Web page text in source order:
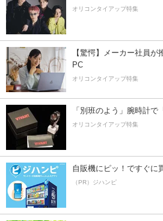
オリコンタイアップ特集
【驚愕】メーカー社員
PC
オリコンタイアップ特集
「別班のよう」腕時計
オリコンタイアップ特集
自販機にピッ！ですぐに
（PR）ジハンピ